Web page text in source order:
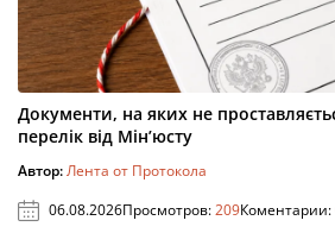
Документи, на яких не
перелік від Мін’юсту
Автор:Лента от Протокола
06.08.2026Просмотров:209Коментарии: